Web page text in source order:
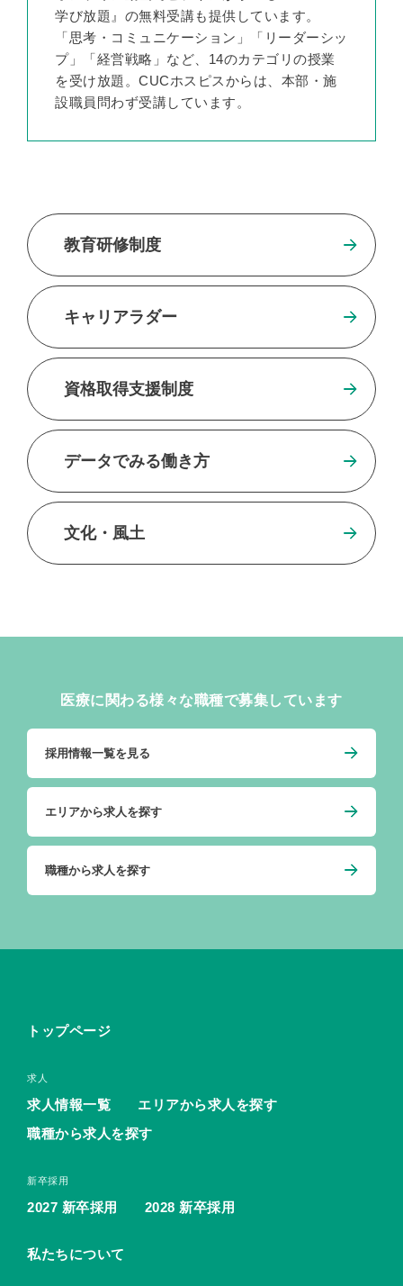
学び放題』の無料受講も提供しています。
「思考・コミュニケーション」「リーダーシッ
プ」「経営戦略」など、14のカテゴリの授業
を受け放題。CUCホスピスからは、本部・施
設職員問わず受講しています。
教育研修制度
キャリアラダー
資格取得支援制度
データでみる働き方
文化・風土
医療に関わる様々な職種で募集しています
採用情報一覧を見る
エリアから求人を探す
職種から求人を探す
トップページ
求人
求人情報一覧
エリアから求人を探す
職種から求人を探す
新卒採用
2027 新卒採用 2028 新卒採用
私たちについて